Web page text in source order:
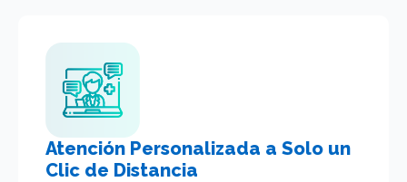
Atención Personalizada a Solo un
Clic de Distancia